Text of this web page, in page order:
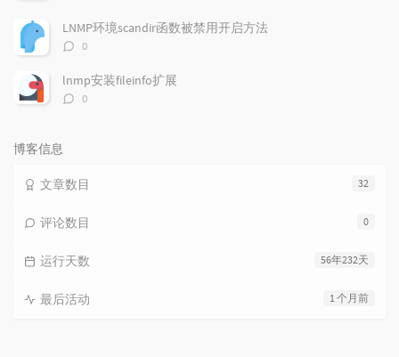
数：
LNMP环境scandir函数被禁用开启方法
评
数：
0
lnmp安装fileinfo扩展
评
0
博客信息
32
文章数目
0
评论数目
56年232天
运行天数
1 个月前
最后活动